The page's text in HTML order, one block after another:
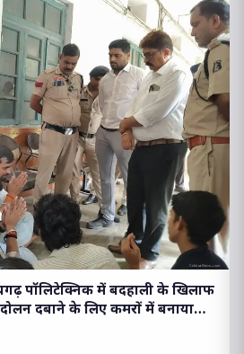
पॉलिटेक्निक में बदहाली के खिलाफ
दबाने के लिए कमरों में बनाया